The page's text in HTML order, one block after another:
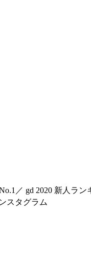
／ gd 2020 新人ラン
スタグラム